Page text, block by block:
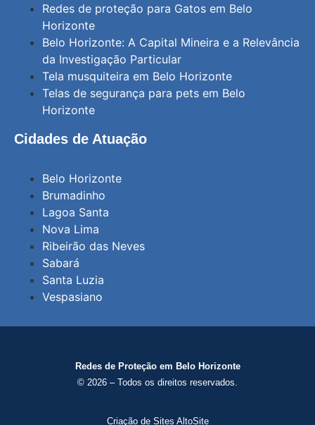
Redes de proteção para Gatos em Belo
Horizonte
Belo Horizonte: A Capital Mineira e a Relevância
da Investigação Particular
Tela musquiteira em Belo Horizonte
Telas de segurança para pets em Belo
Horizonte
Cidades de Atuação
Belo Horizonte
Brumadinho
Lagoa Santa
Nova Lima
Ribeirão das Neves
Sabará
Santa Luzia
Vespasiano
Redes de Proteção em Belo Horizonte
© 2026 – Todos os direitos reservados.
Criação de Sites AltoSite